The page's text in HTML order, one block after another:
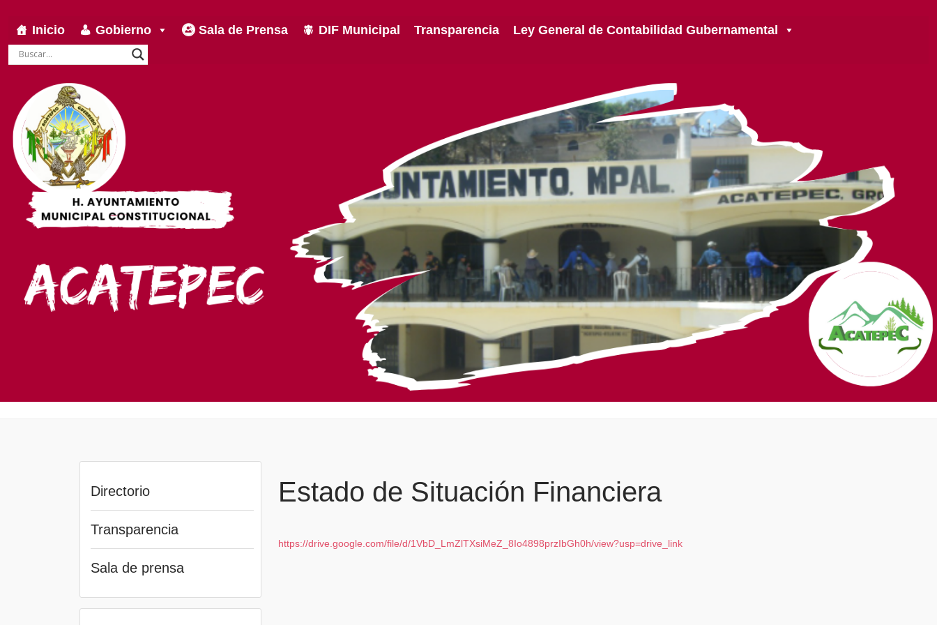
Inicio Gobierno Sala de Prensa DIF Municipal Transparencia Ley General de Contabilidad Gubernamental
Directorio
Transparencia
Sala de prensa
Estado de Situación Financiera
https://drive.google.com/file/d/1VbD_LmZlTXsiMeZ_8Io4898przIbGh0h/view?usp=drive_link